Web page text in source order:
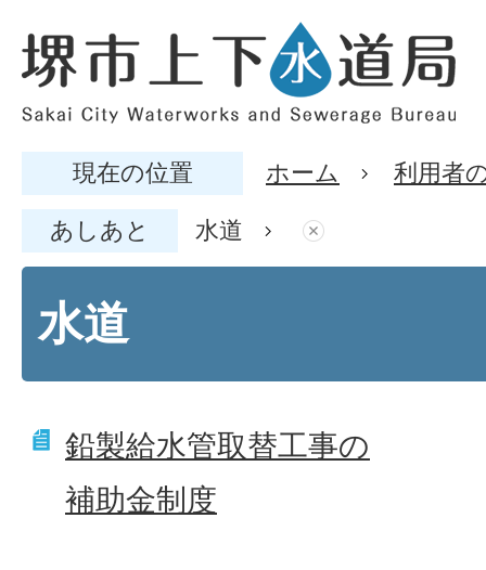
現在の位置 ホーム 利用者
あしあと 水道
水道
鉛製給水管取替工事の
補助金制度